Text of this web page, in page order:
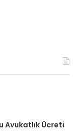
Avukatlık Ücreti